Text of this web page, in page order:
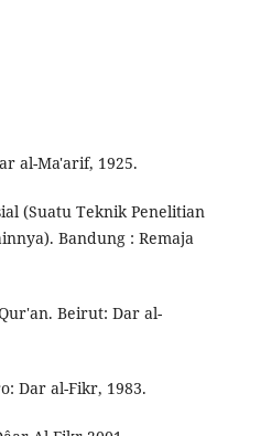
al-Ma'arif, 1925.
(Suatu Teknik Penelitian
Bandung : Remaja
Beirut: Dar al-
Dar al-Fikr, 1983.